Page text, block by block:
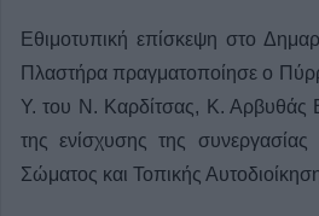
Εθιμοτυπική επίσκεψη στο
Πλαστήρα πραγματοποίησε ο
Υ. του Ν. Καρδίτσας, Κ. Αρβυθάς
της ενίσχυσης της συνεργασίας
Σώματος και Τοπικής